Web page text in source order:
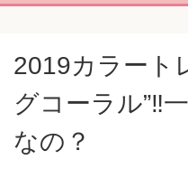
2019カラート
グコーラル”‼
なの？